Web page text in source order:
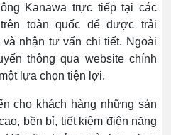
Kanawa trực tiếp tại các
toàn quốc để được trải
nhận tư vấn chi tiết. Ngoài
thông qua website chính
lựa chọn tiện lợi.
cho khách hàng những sản
bền bỉ, tiết kiệm điện năng